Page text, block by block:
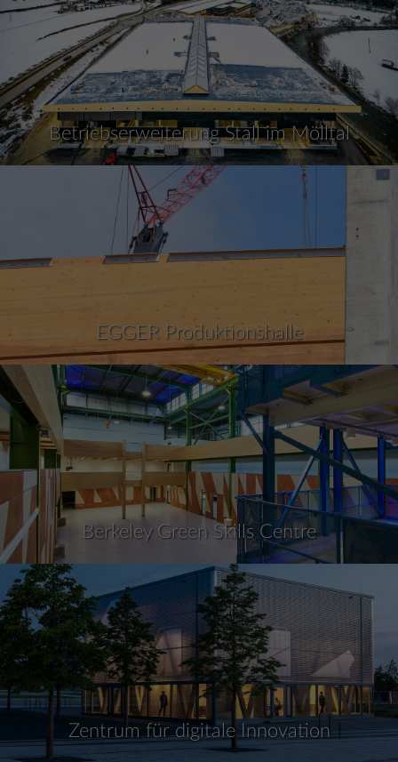
Betriebserweiterung Stall im Mölltal
EGGER Produktionshalle
Berkeley Green Skills Centre
Zentrum für digitale Innovation